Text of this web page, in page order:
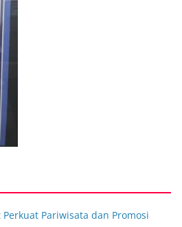
Pariwisata dan Promosi